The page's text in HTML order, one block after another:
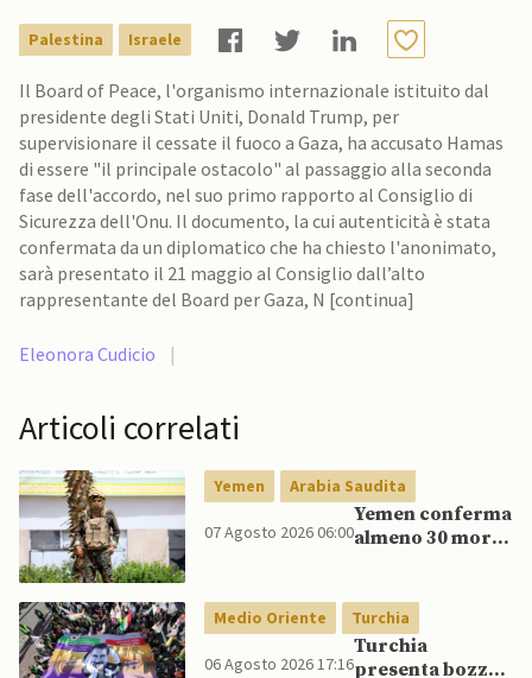
Palestina Israele
Il Board of Peace, l'organismo internazionale istituito dal
presidente degli Stati Uniti, Donald Trump, per
supervisionare il cessate il fuoco a Gaza, ha accusato Hamas
di essere "il principale ostacolo" al passaggio alla seconda
fase dell'accordo, nel suo primo rapporto al Consiglio di
Sicurezza dell'Onu. Il documento, la cui autenticità è stata
confermata da un diplomatico che ha chiesto l'anonimato,
sarà presentato il 21 maggio al Consiglio dall’alto
rappresentante del Board per Gaza, N [continua]
Eleonora Cudicio |
Articoli correlati
Yemen Arabia Saudita
07 Agosto 2026 06:00
Yemen conferma
almeno 30 morti
governativo
Medio Oriente Turchia
06 Agosto 2026 17:16
Turchia
presenta bozza